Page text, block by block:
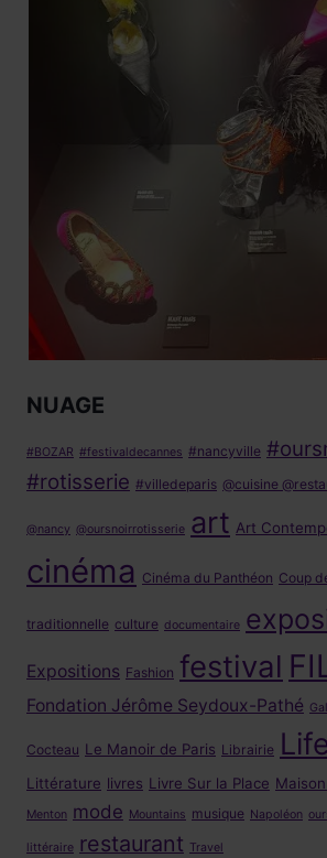
NUAGE
#BOZAR #festivaldecannes #nancyville
#rotisserie #villedeparis @cuisine
@nancy @oursnoirrotisserie art Art
cinéma Cinéma du Panthéon Coup
traditionnelle culture documentaire
Expositions Fashion festival
Fondation Jérôme Seydoux-Pathé
Cocteau Le Manoir de Paris Librairie
Littérature livres Livre Sur la Place
Menton mode Mountains musique Napoléon
littéraire restaurant Travel